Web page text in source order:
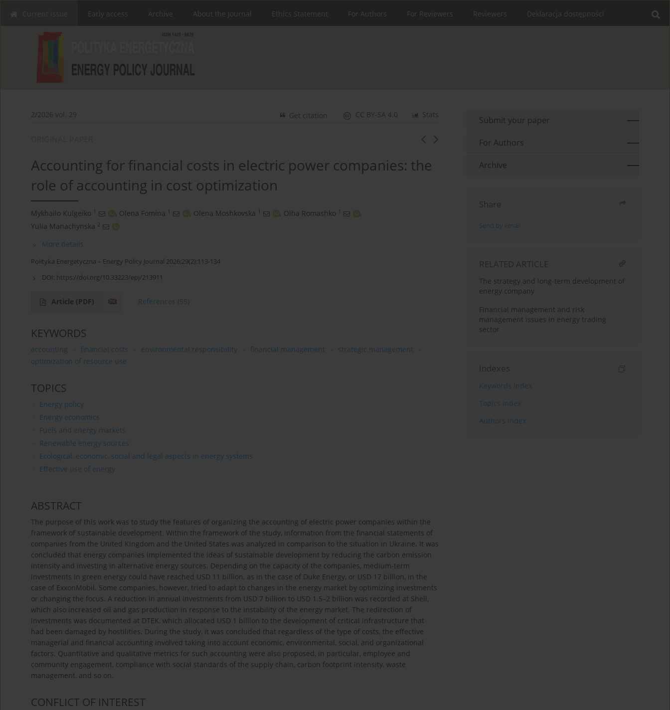
Early access Archive About the Journal Ethics Statement For Authors For Reviewers Reviewers Deklaracja dostępności
2/2026 vol. 29 Stats
CC BY-SA 4.0
Get citation
Accounting for financial costs in electric power companies: the
role of accounting in cost optimization
Mykhailo Kulgeiko 1 , Olena Fomina 1 , Olena Moshkovska 1 , Olha Romashko 1
,
Yulia Manachynska 2
More details
Polityka Energetyczna – Energy Policy Journal 2026;29(2):113-134
DOI: https://doi.org/10.33223/epj/213911
Article (PDF) References (55)
KEYWORDS
accounting financial costs environmental responsibility financial management
strategic management
optimization of resource use
TOPICS
Energy policy
Energy economics
Fuels and energy markets
Renewable energy sources
Ecological, economic, social and legal aspects in energy systems
Effective use of energy
ABSTRACT
The purpose of this work was to study the features of organizing the accounting of electric power companies within the
framework of sustainable development. Within the framework of the study, information from the financial statements of
companies from the United Kingdom and the United States was analyzed in comparison to the situation in Ukraine. It was
concluded that energy companies implemented the ideas of sustainable development by reducing the carbon emission
intensity and investing in alternative energy sources. Depending on the capacity of the companies, medium-term
investments in green energy could have reached USD 11 billion, as in the case of Duke Energy, or USD 17 billion, in the
case of ExxonMobil. Some companies, however, tried to adapt to changes in the energy market by optimizing investments
or changing the focus. A reduction in annual investments from USD 7 billion to USD 1.5–2 billion was recorded at Shell,
which also increased oil and gas production in response to the instability of the energy market. The redirection of
investments was documented at DTEK, which allocated USD 1 billion to the development of critical infrastructure that
had been damaged by hostilities. During the study, it was concluded that regardless of the type of costs, the effective
managerial and financial accounting involved taking into account economic, environmental, social, and organizational
factors. Quantitative and qualitative metrics for such accounting were also proposed, in particular, employee and
community engagement, compliance with social standards of the supply chain, carbon footprint intensity, waste
management, and so on.
CONFLICT OF INTEREST
Submit your paper
For Authors
Archive
Share
Send by email
RELATED ARTICLE
The strategy and long-term development of
energy company
Financial management and risk
management issues in energy trading
sector
Indexes
Keywords index
Topics index
Authors index